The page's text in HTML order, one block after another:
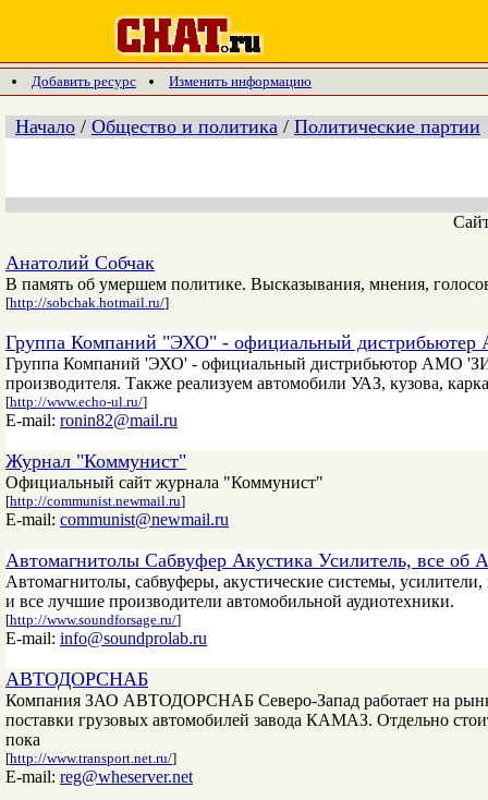
Добавить ресурс Изменить информацию
Начало / Общество и политика / Политические партии
Анатолий Собчак
В память об умершем политике. Высказывания, мнения,
[http://sobchak.hotmail.ru/]
Группа Компаний "ЭХО" - официальный дистрибьютер
Группа Компаний 'ЭХО' - официальный дистрибьютор АМО
производителя. Также реализуем автомобили УАЗ, кузова,
[http://www.echo-ul.ru/]
E-mail: ronin82@mail.ru
Журнал "Коммунист"
Официальный сайт журнала "Коммунист"
[http://communist.newmail.ru]
E-mail: communist@newmail.ru
Автомагнитолы Сабвуфер Акустика Усилитель, все об
Автомагнитолы, сабвуферы, акустические системы,
и все лучшие производители автомобильной аудиотехники.
[http://www.soundforsage.ru/]
E-mail: info@soundprolab.ru
АВТОДОРСНАБ
Компания ЗАО АВТОДОРСНАБ Северо-Запад работает на
поставки грузовых автомобилей завода КАМАЗ. Отдельно
пока
[http://www.transport.net.ru/]
E-mail: reg@wheserver.net